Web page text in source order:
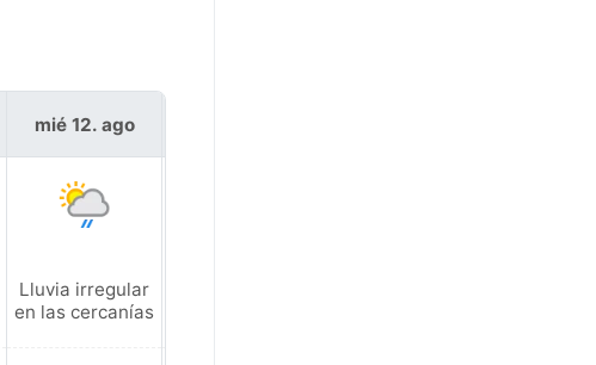
mié 12. ago
Lluvia irregular
en las cercanías